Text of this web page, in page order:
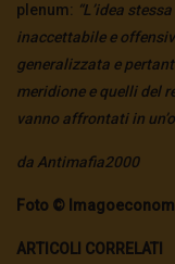
plenum: “L’idea
inaccettabile e
generalizzata e
meridione e quelli del
vanno affrontati in
da Antimafia2000
Foto ©
ARTICOLI CORRELATI